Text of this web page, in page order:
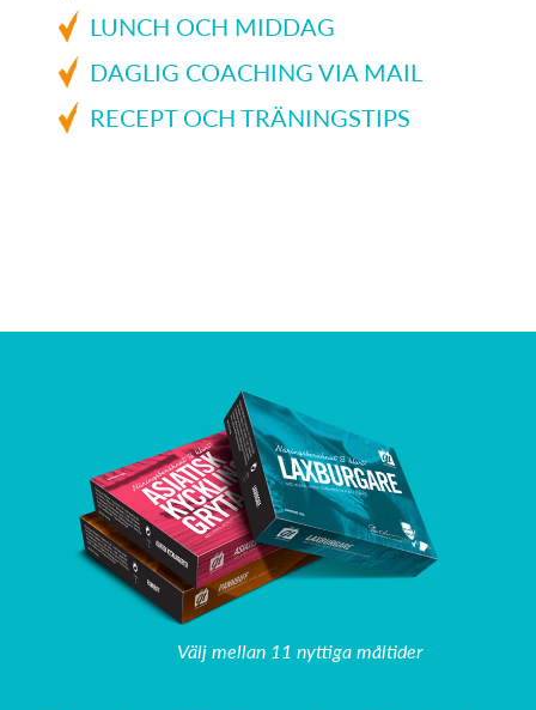
LUNCH OCH MIDDAG
DAGLIG COACHING VIA MAIL
RECEPT OCH TRÄNINGSTIPS
Välj mellan 11 nyttiga måltider